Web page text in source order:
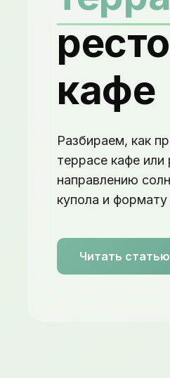
кафе
Разбираем, как
террасе кафе
направлению
купола и
Читать статью